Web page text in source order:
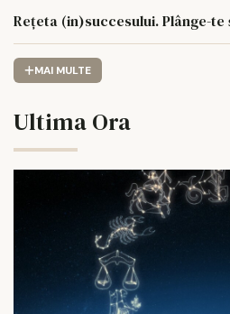
Rețeta (in)succesului. Plânge-
MAI MULTE
Ultima Ora